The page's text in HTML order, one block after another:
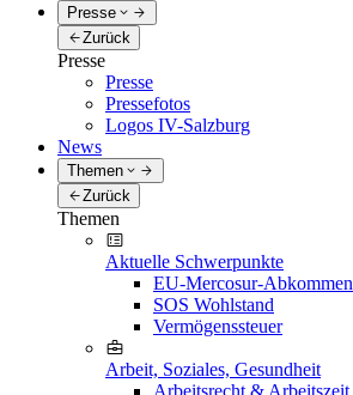
Presse
Zurück
Presse
Presse
Pressefotos
Logos IV-Salzburg
News
Themen
Zurück
Themen
Aktuelle Schwerpunkte
EU-Mercosur-Abkommen
SOS Wohlstand
Vermögenssteuer
Arbeit, Soziales, Gesundheit
Arbeitsrecht & Arbeitszeit